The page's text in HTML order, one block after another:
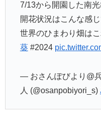
7/13から開園した南
開花状況はこんな感
世界のひまわり畑は
葵#2024
— おさんぽびより@
人 (@osanpobiyori_s)